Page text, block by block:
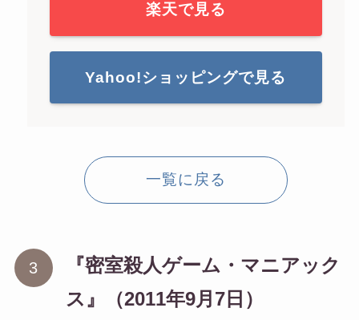
楽天で見る
Yahoo!ショッピングで見る
一覧に戻る
『密室殺人ゲーム・マニアック
ス』（2011年9月7日）